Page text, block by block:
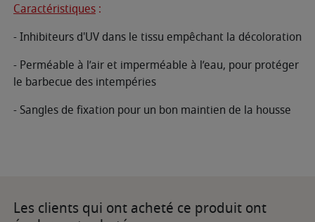
Caractéristiques :
- Inhibiteurs d'UV dans le tissu empêchant la décoloration
- Perméable à l’air et imperméable à l’eau, pour protéger
le barbecue des intempéries
- Sangles de fixation pour un bon maintien de la housse
Les clients qui ont acheté ce produit ont